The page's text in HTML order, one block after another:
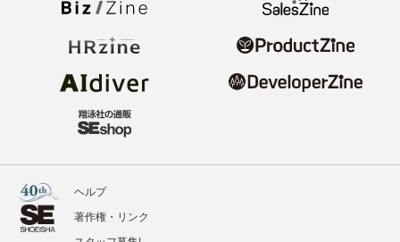
ヘルプ
著作権・リンク